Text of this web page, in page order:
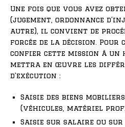
Une fois que vous avez
(jugement, ordonnance
autre), il convient de
forcée de la décision. Pour
confier cette mission à un
mettra en œuvre les
d’exécution :
Saisie des biens
(véhicules, matériel
Saisie sur salaire ou sur